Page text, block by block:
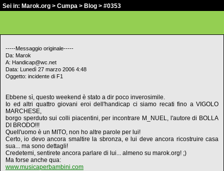
Sei in: Marok.org > Cumpa > Blog > #0353
-----Messaggio originale-----
Da: Marok
A: Handicap@wc.net
Data: Lunedì 27 marzo 2006 4:48
Oggetto: incidente di F1
Ebbene sì, questo weekend è stato a dir poco inverosimile.
Io ed altri quattro giovani eroi dell'handicap ci siamo recati fino a VIGOLO
MARCHESE,
borgo sperduto sui colli piacentini, per incontrare M_NUEL, l'autore di BOLLA
DI BRODO!!!
Quell'uomo è un MITO, non ho altre parole per lui!
Certo, io devo ancora smaltire la sbronza, e lui deve ancora ricostruire casa
sua... ma sono dettagli!
Credetemi, sentirete ancora parlare di lui... almeno su marok.org! ;)
Ma forse anche qua:
www.musicaperbambini.com